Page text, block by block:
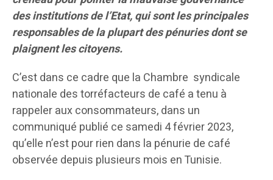
des institutions de l’Etat, qui sont les principales
responsables de la plupart des pénuries dont se
plaignent les citoyens.
C’est dans ce cadre que la Chambre syndicale
nationale des torréfacteurs de café a tenu à
rappeler aux consommateurs, dans un
communiqué publié ce samedi 4 février 2023,
qu’elle n’est pour rien dans la pénurie de café
observée depuis plusieurs mois en Tunisie.